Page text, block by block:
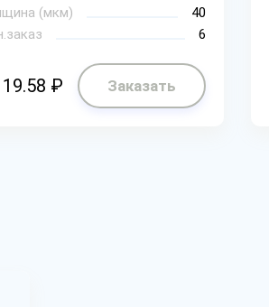
(мкм)
40
6
₽ Заказать